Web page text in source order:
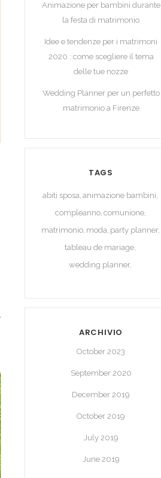
Animazione per bambini durante
la festa di matrimonio
Idee e tendenze per i matrimoni
2020 : come scegliere il tema
delle tue nozze
Wedding Planner per un perfetto
matrimonio a Firenze
TAGS
abiti sposa animazione bambini
compleanno comunione
matrimonio moda party planner
tableau de mariage
wedding planner
ARCHIVIO
October 2023
September 2020
December 2019
October 2019
July 2019
June 2019